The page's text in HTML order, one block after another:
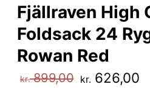
Fjällraven High
Foldsack 24
Rowan Red
kr.899,00 D
kr. 626,00